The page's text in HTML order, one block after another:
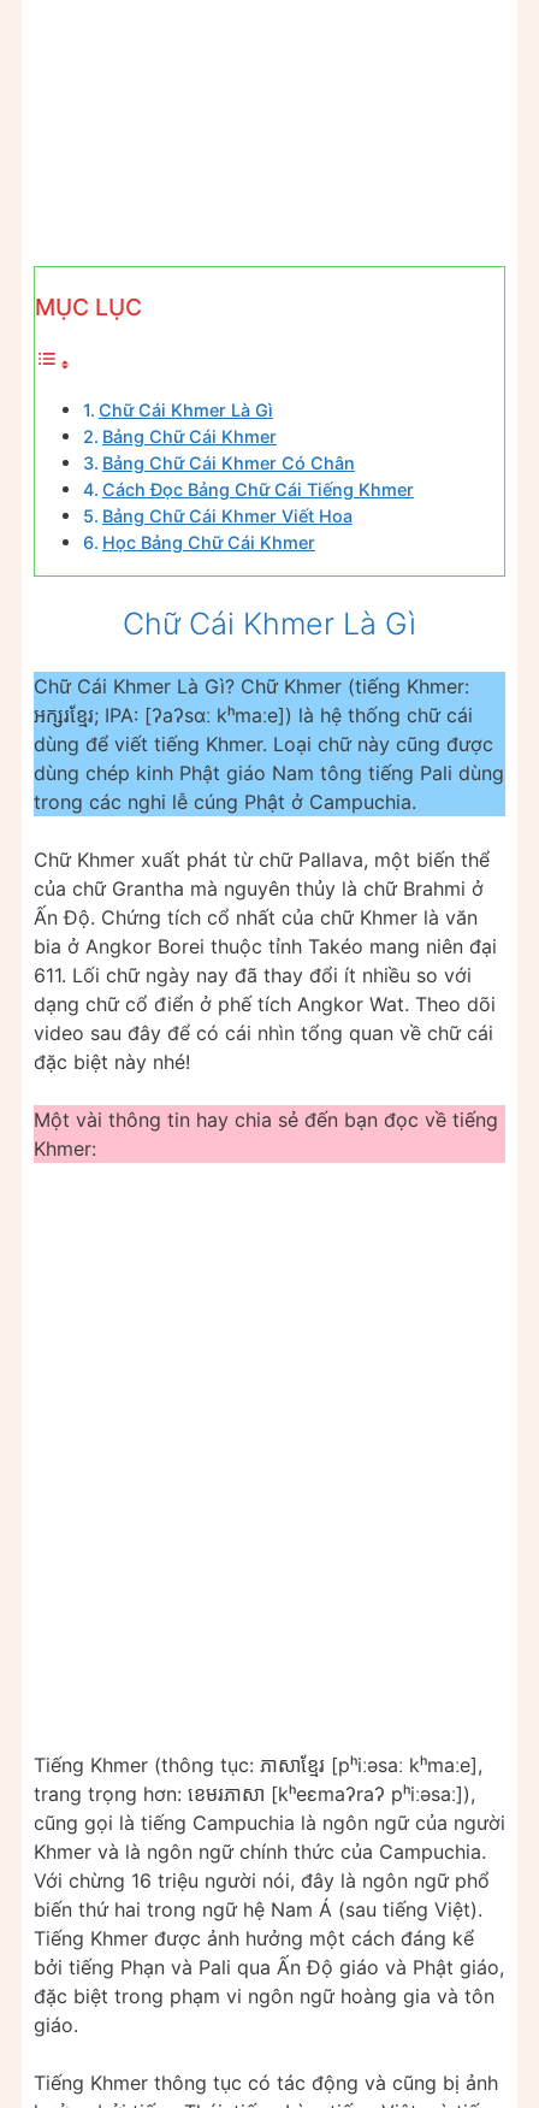
MỤC LỤC
Chữ Cái Khmer Là Gì
Bảng Chữ Cái Khmer
Bảng Chữ Cái Khmer Có Chân
Cách Đọc Bảng Chữ Cái Tiếng Khmer
Bảng Chữ Cái Khmer Viết Hoa
Học Bảng Chữ Cái Khmer
Chữ Cái Khmer Là Gì
Chữ Cái Khmer Là Gì? Chữ Khmer (tiếng Khmer:
អក្សរខ្មែរ; IPA: [ʔaʔsɑː kʰmaːe]) là hệ thống chữ cái
dùng để viết tiếng Khmer. Loại chữ này cũng được
dùng chép kinh Phật giáo Nam tông tiếng Pali dùng
trong các nghi lễ cúng Phật ở Campuchia.
Chữ Khmer xuất phát từ chữ Pallava, một biến thể
của chữ Grantha mà nguyên thủy là chữ Brahmi ở
Ấn Độ. Chứng tích cổ nhất của chữ Khmer là văn
bia ở Angkor Borei thuộc tỉnh Takéo mang niên đại
611. Lối chữ ngày nay đã thay đổi ít nhiều so với
dạng chữ cổ điển ở phế tích Angkor Wat. Theo dõi
video sau đây để có cái nhìn tổng quan về chữ cái
đặc biệt này nhé!
Một vài thông tin hay chia sẻ đến bạn đọc về tiếng
Khmer:
Tiếng Khmer (thông tục: ភាសាខ្មែរ [pʰiːəsaː kʰmaːe],
trang trọng hơn: ខេមរភាសា [kʰeɛmaʔraʔ pʰiːəsaː]),
cũng gọi là tiếng Campuchia là ngôn ngữ của người
Khmer và là ngôn ngữ chính thức của Campuchia.
Với chừng 16 triệu người nói, đây là ngôn ngữ phổ
biến thứ hai trong ngữ hệ Nam Á (sau tiếng Việt).
Tiếng Khmer được ảnh hưởng một cách đáng kể
bởi tiếng Phạn và Pali qua Ấn Độ giáo và Phật giáo,
đặc biệt trong phạm vi ngôn ngữ hoàng gia và tôn
giáo.
Tiếng Khmer thông tục có tác động và cũng bị ảnh